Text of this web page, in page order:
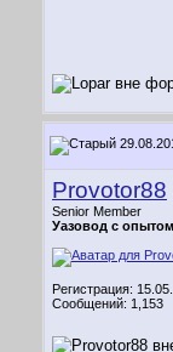
Provotor88
Senior Member
Уазовод с
Регистрация:
Сообщений: 1,153